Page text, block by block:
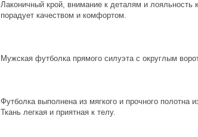
Лаконичный крой, внимание к деталям и лояльность
порадует качеством и комфортом.
Мужская футболка прямого силуэта с округлым
Футболка выполнена из мягкого и прочного
Ткань легкая и приятная к телу.